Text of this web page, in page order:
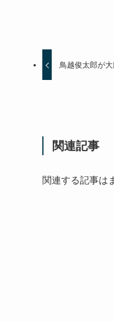
鳥越俊太郎が
関連記事
関連する記事は